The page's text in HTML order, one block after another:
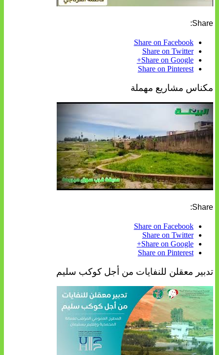
Share:
Share on Facebook
Share on Twitter
Share on Google+
Share on Pinterest
مكناس مشاريع مهملة
Share:
Share on Facebook
Share on Twitter
Share on Google+
Share on Pinterest
تدبير معقلن للنفايات من أجل كوكب سليم